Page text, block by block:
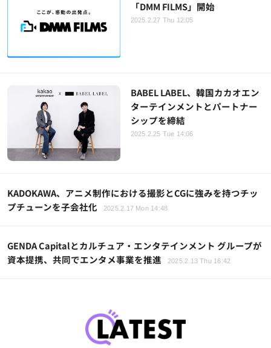
「DMM FILMS」開始
2025.2.27 Thu 12:05
BABEL LABEL、韓国カカオエン
ターテインメントとパートナー
シップを締結
2025.2.25 Tue 14:06
KADOKAWA、アニメ制作における撮影とCGに強みを持つチッ
プチューンを子会社化
2025.2.17 Mon 14:48
GENDA Capitalとカルチュア・エンタテインメント グループが
資本提携、共同でエンタメ事業を推進
2025.2.13 Thu 16:42